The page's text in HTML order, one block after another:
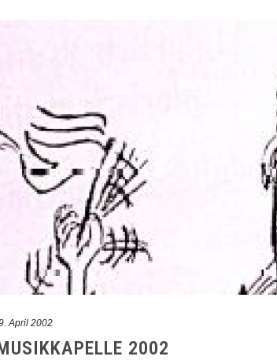
April 2002
2002